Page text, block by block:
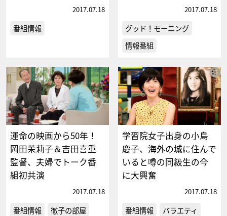
2017.07.18
番組情報
2017.07.18
グッド！モーニング
情報番組
運命の映画から50年！
岡田茉莉子＆吉田喜重
監督、夫婦でトーク番
組初共演
2017.07.18
番組情報 徹子の部屋
学習院女子出身の小島
慶子、海外の城に住んで
いると噂の同級生の今
に大興奮
2017.07.18
番組情報
バラエティ